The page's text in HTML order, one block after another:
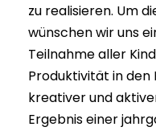
zu realisieren. Um
wünschen wir uns
Teilnahme aller
Produktivität in den
kreativer und
Ergebnis einer